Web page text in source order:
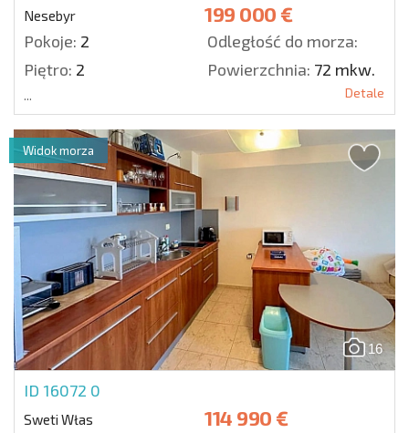
Nesebyr 199 000 €
Pokoje: 2
Odległość do morza:
Piętro: 2 Powierzchnia: 72 mkw.
... Detale
16
ID 16072 0
Sweti Włas 114 990 €
Widok morza